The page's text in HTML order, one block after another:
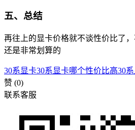
五、总结
再往上的显卡价格就不谈性价比了
还是非常划算的
30系显卡30系显卡哪个性价比高30
赞 (0)
联系客服